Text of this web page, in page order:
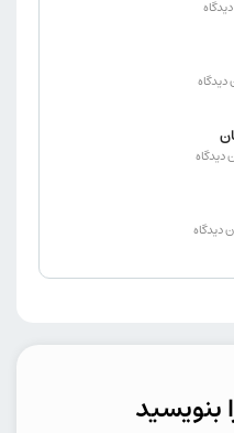
دیدگاه
دیدگاه
بنویسید